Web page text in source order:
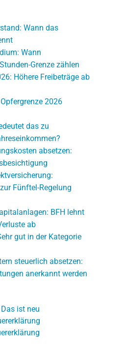
Wann das
Wann
Grenze zählen
Höhere Freibeträge ab
2026
das zu
absetzen:
Fünftel-Regelung
BFH lehnt
ab
gut in der Kategorie
steuerlich absetzen:
anerkannt werden
ist neu